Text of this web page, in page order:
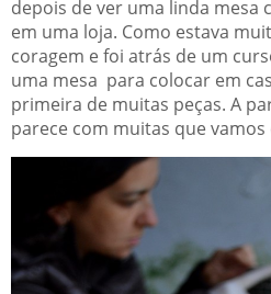
depois de ver uma linda mesa
em uma loja. Como estava
coragem e foi atrás de um
uma mesa para colocar em
primeira de muitas peças. A
parece com muitas que